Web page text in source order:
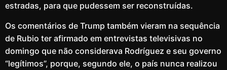
estradas, para que pudessem ser reconstruídas.
Os comentários de Trump também vieram na sequência
de Rubio ter afirmado em entrevistas televisivas no
domingo que não considerava Rodríguez e seu governo
“legítimos”, porque, segundo ele, o país nunca realizou